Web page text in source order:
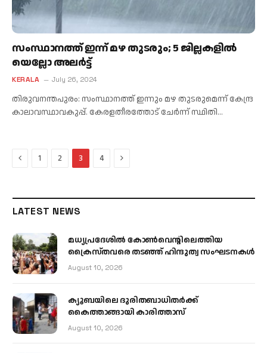
സംസ്ഥാനത്ത് ഇന്ന് മഴ തുടരും; 5 ജില്ലകളിൽ
യെല്ലോ അലർട്ട്
KERALA July 26, 2024
തിരുവനന്തപുരം: സംസ്ഥാനത്ത് ഇന്നും മഴ തുടരുമെന്ന് കേന്ദ്ര
കാലാവസ്ഥാവകുപ്പ്. കേരളതീരത്തോട് ചേർന്ന് സ്ഥിതി…
Previous
1 2 3 4 Next
LATEST NEWS
മധ്യപ്രദേശിൽ കോൺവെന്റിലെത്തിയ
ക്രൈസ്തവരെ തടഞ്ഞ് ഹിന്ദുത്വ സംഘടനകൾ
August 10, 2026
ക്യൂബയിലെ ദുരിതബാധിതർക്ക്
കൈത്താങ്ങായി കാരിത്താസ്
August 10, 2026